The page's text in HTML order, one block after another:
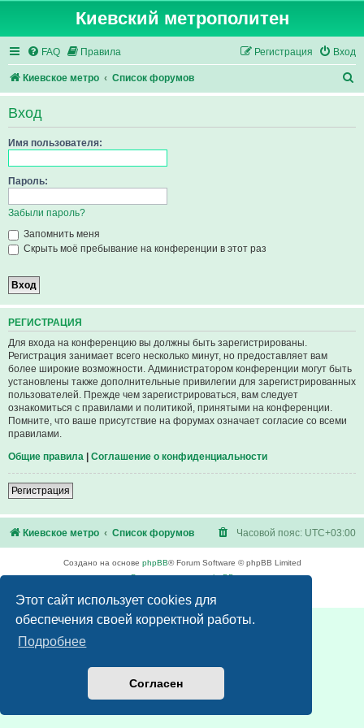
Этот сайт использует cookies для
обеспечения своей корректной работы.
Подробнее
Согласен
Киевский метрополитен
FAQ Правила Вход
Регистрация
Киевское метро Список форумов
о
Вход
Имя пользователя:
Пароль:
Забыли пароль?
Запомнить меня
Скрыть моё пребывание на конференции в этот раз
РЕГИСТРАЦИЯ
Для входа на конференцию вы должны быть зарегистрированы.
Регистрация занимает всего несколько минут, но предоставляет вам
более широкие возможности. Администратором конференции могут быть
установлены также дополнительные привилегии для зарегистрированных
пользователей. Прежде чем зарегистрироваться, вам следует
ознакомиться с правилами и политикой, принятыми на конференции.
Помните, что ваше присутствие на форумах означает согласие со всеми
правилами.
Общие правила Соглашение о конфиденциальности
Регистрация
Киевское метро Список форумов Часовой пояс: UTC+03:00
Создано на основе phpBB® Forum Software © phpBB Limited
Русская поддержка phpBB